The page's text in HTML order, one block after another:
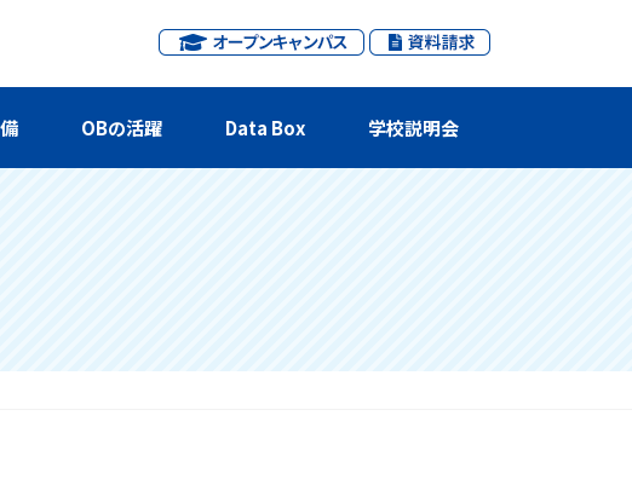
OBの活躍 Data Box 学校説明会